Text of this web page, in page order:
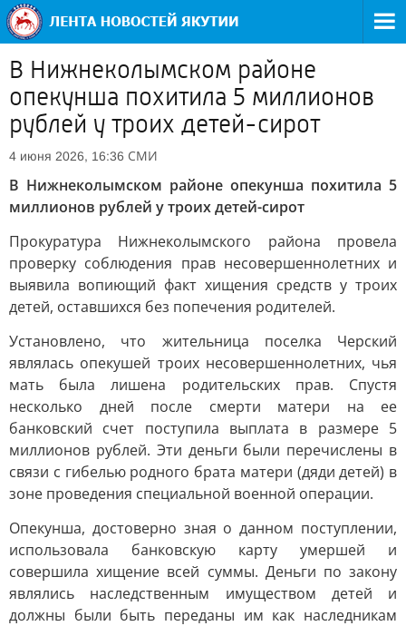
В Нижнеколымском районе
опекунша похитила 5 миллионов
рублей у троих детей-сирот
4 июня 2026, 16:36 СМИ
В Нижнеколымском районе опекунша похитила 5
миллионов рублей у троих детей-сирот
Прокуратура Нижнеколымского района провела
проверку соблюдения прав несовершеннолетних и
выявила вопиющий факт хищения средств у троих
детей, оставшихся без попечения родителей.
Установлено, что жительница поселка Черский
являлась опекушей троих несовершеннолетних, чья
мать была лишена родительских прав. Спустя
несколько дней после смерти матери на ее
банковский счет поступила выплата в размере 5
миллионов рублей. Эти деньги были перечислены в
связи с гибелью родного брата матери (дяди детей) в
зоне проведения специальной военной операции.
Опекунша, достоверно зная о данном поступлении,
использовала банковскую карту умершей и
совершила хищение всей суммы. Деньги по закону
являлись наследственным имуществом детей и
должны были быть переданы им как наследникам